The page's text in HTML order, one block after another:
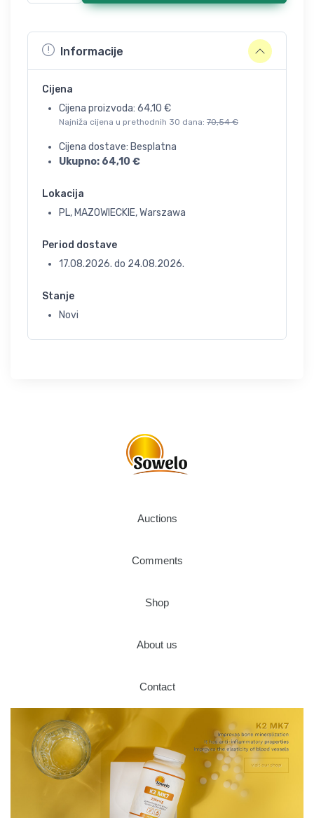
Informacije
Cijena
Cijena proizvoda: 64,10 €
Najniža cijena u prethodnih 30 dana: 70,54 €
Cijena dostave: Besplatna
Ukupno: 64,10 €
Lokacija
PL, MAZOWIECKIE, Warszawa
Period dostave
17.08.2026. do 24.08.2026.
Stanje
Novi